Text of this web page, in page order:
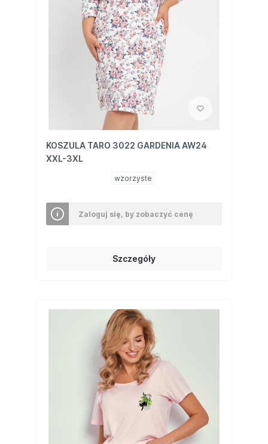
KOSZULA TARO 3022 GARDENIA AW24
XXL-3XL
wzorzyste
Zaloguj się, by zobaczyć cenę
Szczegóły